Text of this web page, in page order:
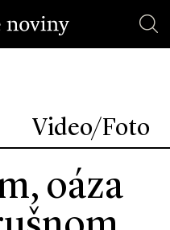
Video/Foto
oáza